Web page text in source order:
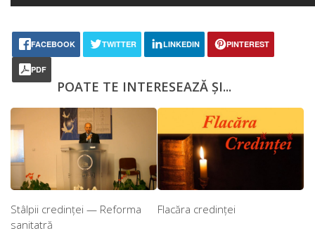
FACEBOOK TWITTER LINKEDIN PINTEREST
PDF
POATE TE INTERESEAZĂ ȘI...
Stâlpii credinței — Reforma
sanitatră
Flacăra credinței